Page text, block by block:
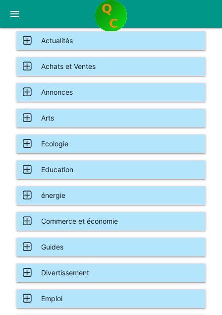
menu
Actualités
Achats et Ventes
Annonces
Arts
Ecologie
Education
énergie
Commerce et économie
Guides
Divertissement
Emploi